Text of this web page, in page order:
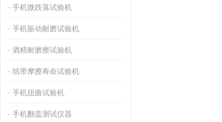
手机微跌落试验机
手机振动耐磨试验机
酒精耐磨擦试验机
纸带摩擦寿命试验机
手机扭曲试验机
手机翻盖测试仪器